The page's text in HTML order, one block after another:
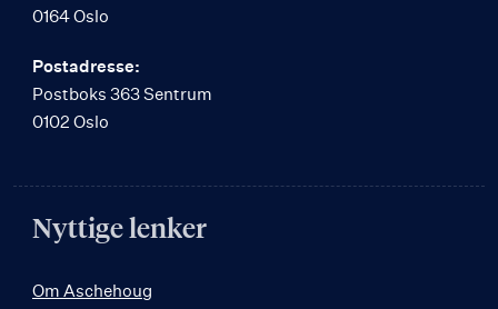
0164 Oslo
Postadresse:
Postboks 363 Sentrum
0102 Oslo
Nyttige lenker
Om Aschehoug